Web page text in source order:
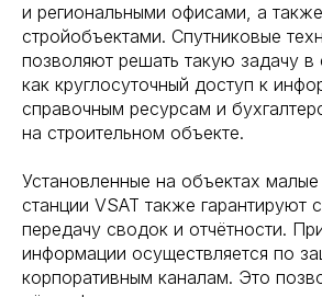
и региональными офисами, а также
стройобъектами. Спутниковые
позволяют решать такую задачу в
как круглосуточный доступ к
справочным ресурсам и
на строительном объекте.
Установленные на объектах
станции VSAT также гарантируют
передачу сводок и отчётности.
информации осуществляется по
корпоративным каналам. Это